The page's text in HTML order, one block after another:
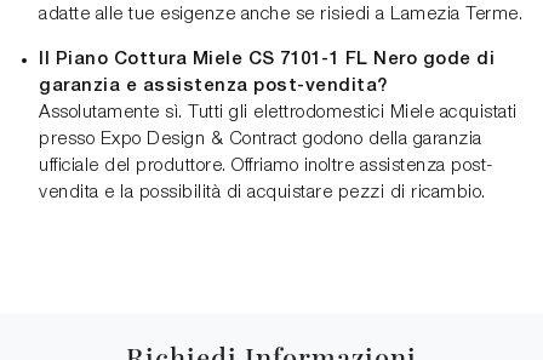
adatte alle tue esigenze anche se risiedi a Lamezia Terme.
Il Piano Cottura Miele CS 7101-1 FL Nero gode di
garanzia e assistenza post-vendita?
Assolutamente sì. Tutti gli elettrodomestici Miele acquistati
presso Expo Design & Contract godono della garanzia
ufficiale del produttore. Offriamo inoltre assistenza post-
vendita e la possibilità di acquistare pezzi di ricambio.